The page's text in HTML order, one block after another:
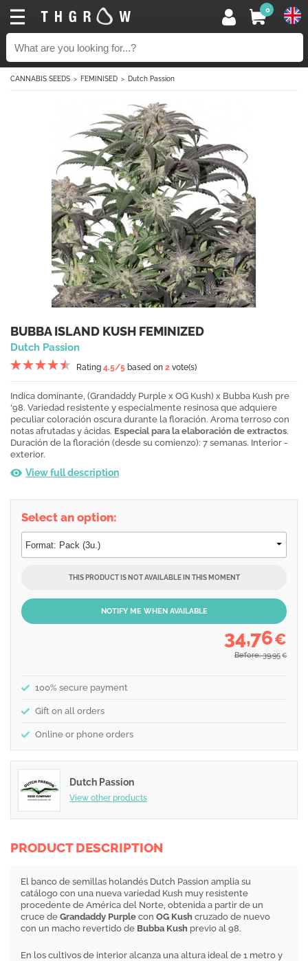
0
CANNABIS SEEDS FEMINISED Dutch Passion
BUBBA ISLAND KUSH FEMINIZED
Dutch Passion
Rating 4.5/5 based on 2 vote(s)
Indica dominante, (Grandaddy Purple x OG Kush) x Bubba Kush pre
'98. Variedad resistente y especialmente resinosa que adquiere
peculiar coloración oscura durante la floración. Aroma terroso con
notas afrutadas y ácidas. Especial para la elaboración de extractos.
Duración de la floración (desde su comienzo): 7 semanas. Interior -
exterior.
View full description
Select an option:
THIS PRODUCT IS NOT AVAILABLE IN THIS MOMENT
NOTIFY ME WHEN AVAILABLE
34,76€
Before: 39,95 €
100% secure payment
Gift on all orders
Online or phone orders
Dutch Passion
View other products
PRODUCT DESCRIPTION
El banco de semillas holandés Dutch Passion amplia su
catálogo con una nueva variedad Kush muy resistente
procedente de América del Norte, obtenida a partir de un
cruce de Grandaddy Purple con OG Kush cruzado de nuevo
con un macho revertido de Bubba Kush previo al 98.
En los cultivos de interior alcanza una altura ideal de 1 metro y